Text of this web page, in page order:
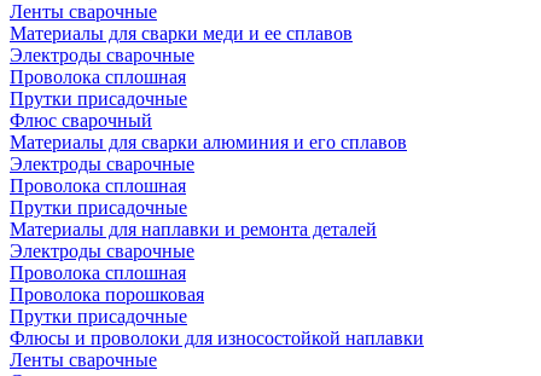
Ленты сварочные
Материалы для сварки меди и ее сплавов
Электроды сварочные
Проволока сплошная
Прутки присадочные
Флюс сварочный
Материалы для сварки алюминия и его сплавов
Электроды сварочные
Проволока сплошная
Прутки присадочные
Материалы для наплавки и ремонта деталей
Электроды сварочные
Проволока сплошная
Проволока порошковая
Прутки присадочные
Флюсы и проволоки для износостойкой наплавки
Ленты сварочные